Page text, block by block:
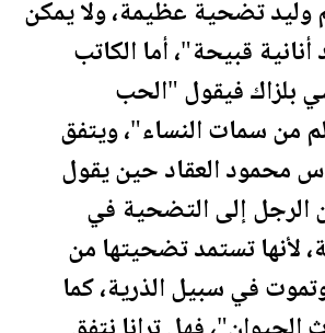
وليد تضحية عظيمة، ولا يمكن
قبيحة"، أما الكاتب
بلزاك فيقول "الحب
من سمات النساء"، ويتفق
محمود العقاد حين يقول
الرجل إلى التضحية في
لأنها تستمد تضحيتها من
في سبيل الذرية، كما